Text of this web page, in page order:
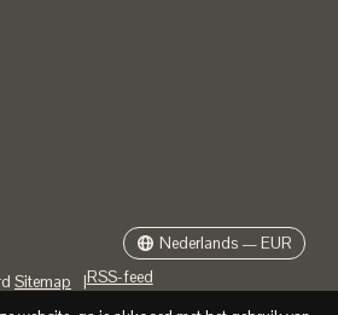
Sitemap |RSS-feed
Nederlands — EUR